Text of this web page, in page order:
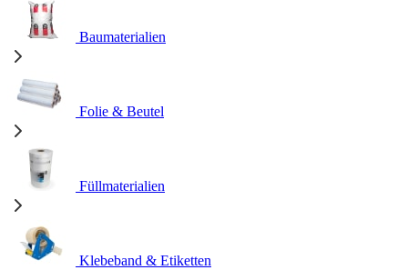
Baumaterialien
Folie & Beutel
Füllmaterialien
Klebeband & Etiketten